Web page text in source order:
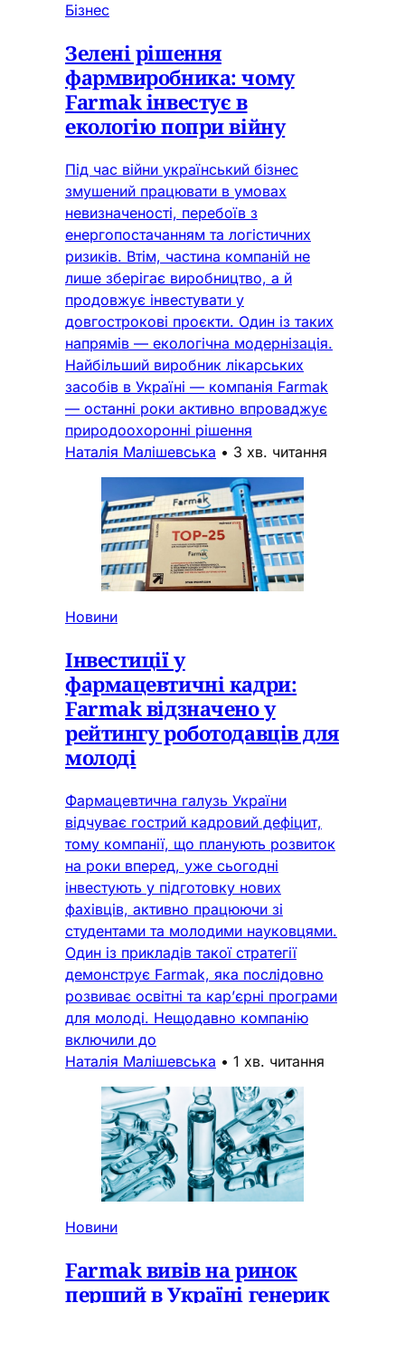
Бізнес
Зелені рішення
фармвиробника: чому
Farmak інвестує в
екологію попри війну
Під час війни український бізнес
змушений працювати в умовах
невизначеності, перебоїв з
енергопостачанням та логістичних
ризиків. Втім, частина компаній не
лише зберігає виробництво, а й
продовжує інвестувати у
довгострокові проєкти. Один із таких
напрямів — екологічна модернізація.
Найбільший виробник лікарських
засобів в Україні — компанія Farmak
— останні роки активно впроваджує
природоохоронні рішення
Наталія Малішевська • 3 хв. читання
Новини
Інвестиції у
фармацевтичні кадри:
Farmak відзначено у
рейтингу роботодавців для
молоді
Фармацевтична галузь України
відчуває гострий кадровий дефіцит,
тому компанії, що планують розвиток
на роки вперед, уже сьогодні
інвестують у підготовку нових
фахівців, активно працюючи зі
студентами та молодими науковцями.
Один із прикладів такої стратегії
демонструє Farmak, яка послідовно
розвиває освітні та кар’єрні програми
для молоді. Нещодавно компанію
включили до
Наталія Малішевська • 1 хв. читання
Новини
Farmak вивів на ринок
перший в Україні генерик